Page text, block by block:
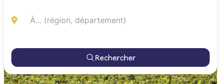
Rechercher